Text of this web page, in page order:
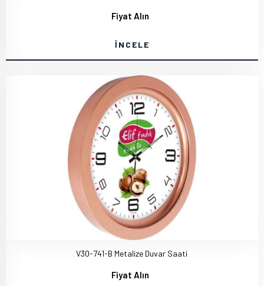
Fiyat Alın
İNCELE
V30-741-B Metalize Duvar Saati
Fiyat Alın